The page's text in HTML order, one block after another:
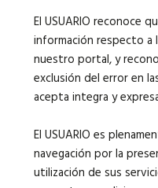
El USUARIO reconoce
información respecto a
nuestro portal, y
exclusión del error en
acepta integra y
El USUARIO es
navegación por la
utilización de sus